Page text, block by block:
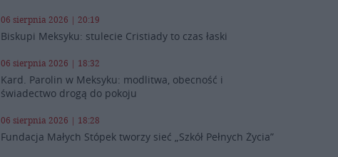
06 sierpnia 2026 | 20:19
Biskupi Meksyku: stulecie Cristiady to czas łaski
06 sierpnia 2026 | 18:32
Kard. Parolin w Meksyku: modlitwa, obecność i
świadectwo drogą do pokoju
06 sierpnia 2026 | 18:28
Fundacja Małych Stópek tworzy sieć „Szkół Pełnych Życia”